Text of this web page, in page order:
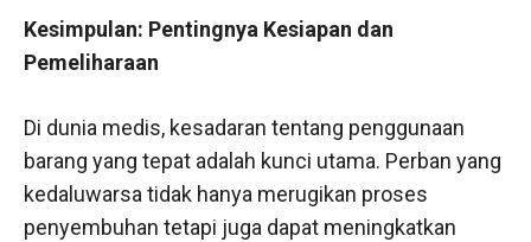
Kesimpulan: Pentingnya Kesiapan dan
Pemeliharaan
Di dunia medis, kesadaran tentang penggunaan
barang yang tepat adalah kunci utama. Perban yang
kedaluwarsa tidak hanya merugikan proses
penyembuhan tetapi juga dapat meningkatkan